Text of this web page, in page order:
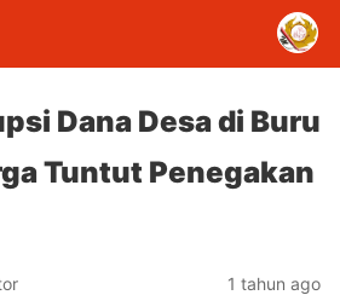
Dana Desa di Buru
Tuntut Penegakan
1 tahun ago